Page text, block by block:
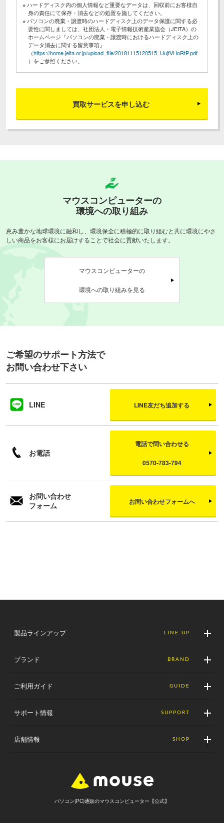
※ ハードディスク内の個人情報など重要なデータは、回収前にお客様自
身の責任にて保存・消去などの処置を施してください。
※ パソコンの廃棄・譲渡時のハードディスク上のデータ保護に関する必
要性に関しましては、社団法人・電子情報技術産業協会（JEITA）の
ホームページ『パソコンの廃棄・譲渡時におけるハードディスク上の
データ消去に関する留意事項』
（https://home.jeita.or.jp/upload_file/20181115120515_UujfVHoRtP.pdf
）をご参照ください。
買取サービスを申し込む
マウスコンピューターの
環境への取り組み
恵み豊かな地球環境に融和し、環境保全に積極的に取り組むと共に環境にやさ
しい商品をお客様にお届けすることで社会に貢献いたします。
マウスコンピューターの
環境への取り組みを見る
ご希望のサポート方法で
お問い合わせ下さい
LINE LINE友だち追加する
お電話
電話で問い合わせる
0570-783-794
お問い合わせ
フォーム
お問い合わせフォームへ
製品ラインアップ LINE UP
ブランド BRAND
ご利用ガイド GUIDE
サポート情報 SUPPORT
店舗情報 SHOP
パソコン(PC)通販のマウスコンピューター【公式】